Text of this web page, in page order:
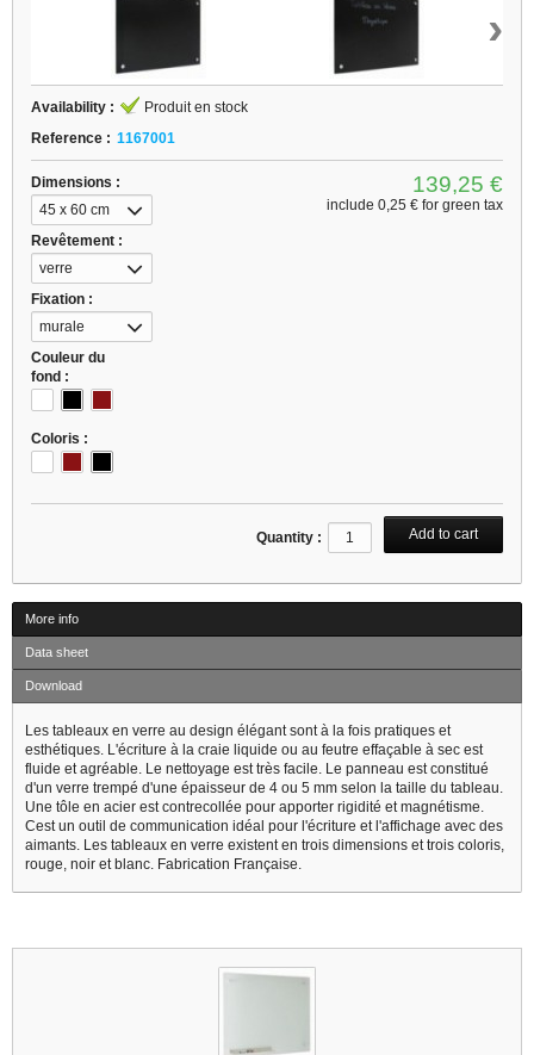
›
Availability :
Produit en stock
Reference : 1167001
Dimensions :
45 x 60 cm
Revêtement :
verre
Fixation :
murale
Couleur du
fond :
Coloris :
139,25 €
include 0,25 € for green tax
Quantity :
More info
Data sheet
Download
Les tableaux en verre au design élégant sont à la fois pratiques et
esthétiques. L'écriture à la craie liquide ou au feutre effaçable à sec est
fluide et agréable. Le nettoyage est très facile. Le panneau est constitué
d'un verre trempé d'une épaisseur de 4 ou 5 mm selon la taille du tableau.
Une tôle en acier est contrecollée pour apporter rigidité et magnétisme.
Cest un outil de communication idéal pour l'écriture et l'affichage avec des
aimants. Les tableaux en verre existent en trois dimensions et trois coloris,
rouge, noir et blanc. Fabrication Française.